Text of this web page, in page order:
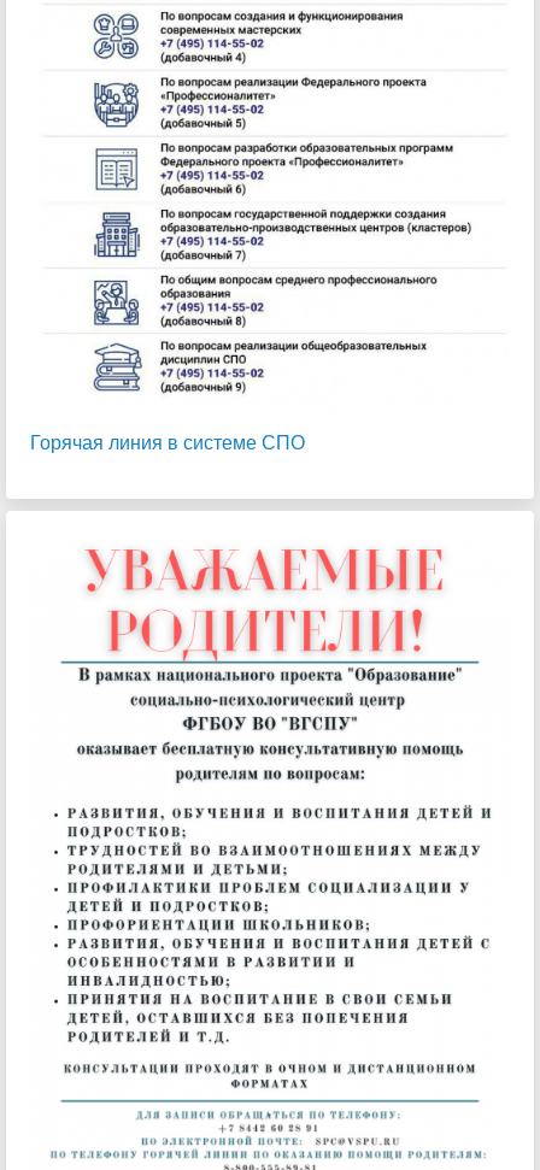
Горячая линия в системе СПО